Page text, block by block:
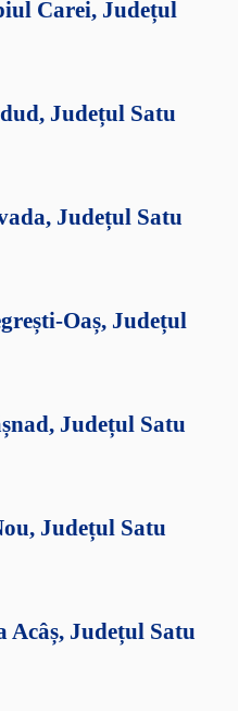
Carei, Județul
Județul Satu
Județul Satu
Oaș, Județul
Județul Satu
Județul Satu
Acâș, Județul Satu